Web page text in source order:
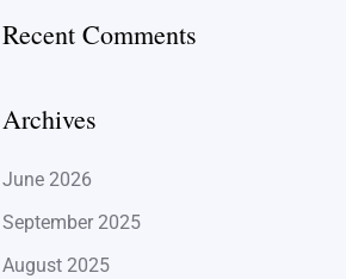
Recent Comments
Archives
June 2026
September 2025
August 2025